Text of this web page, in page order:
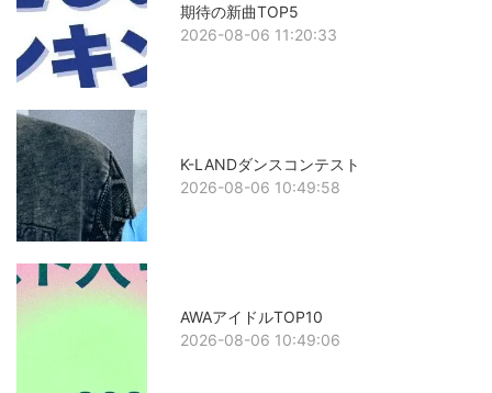
期待の新曲TOP5
2026-08-06 11:20:33
K-LANDダンスコンテスト
2026-08-06 10:49:58
AWAアイドルTOP10
2026-08-06 10:49:06